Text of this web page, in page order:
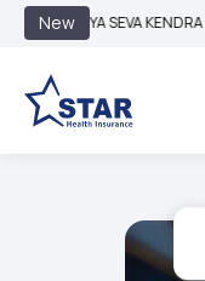
New
SEVA KENDRA - Free